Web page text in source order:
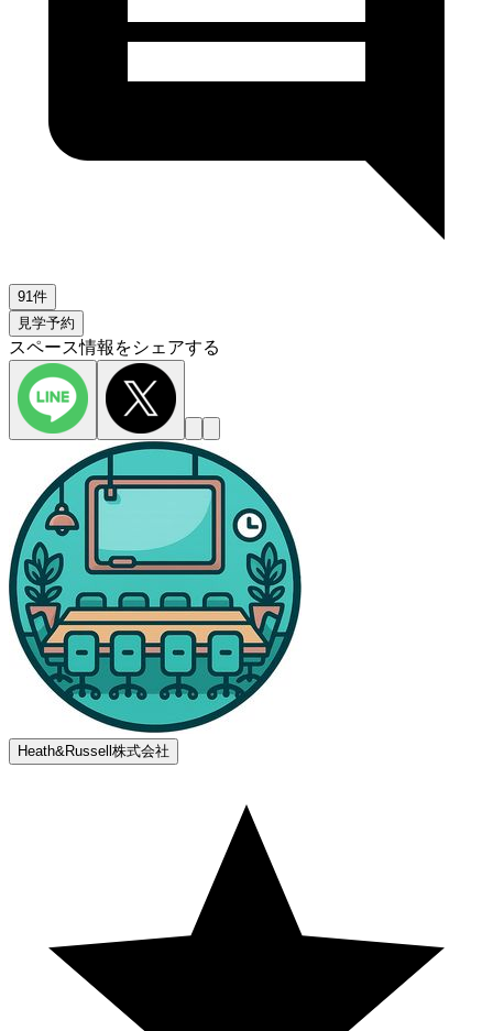
91件
見学予約
スペース情報をシェアする
Heath&Russell株式会社